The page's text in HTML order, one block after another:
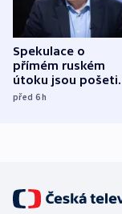
Spekulace o
přímém ruském
útoku jsou
míní estonský
před 6h